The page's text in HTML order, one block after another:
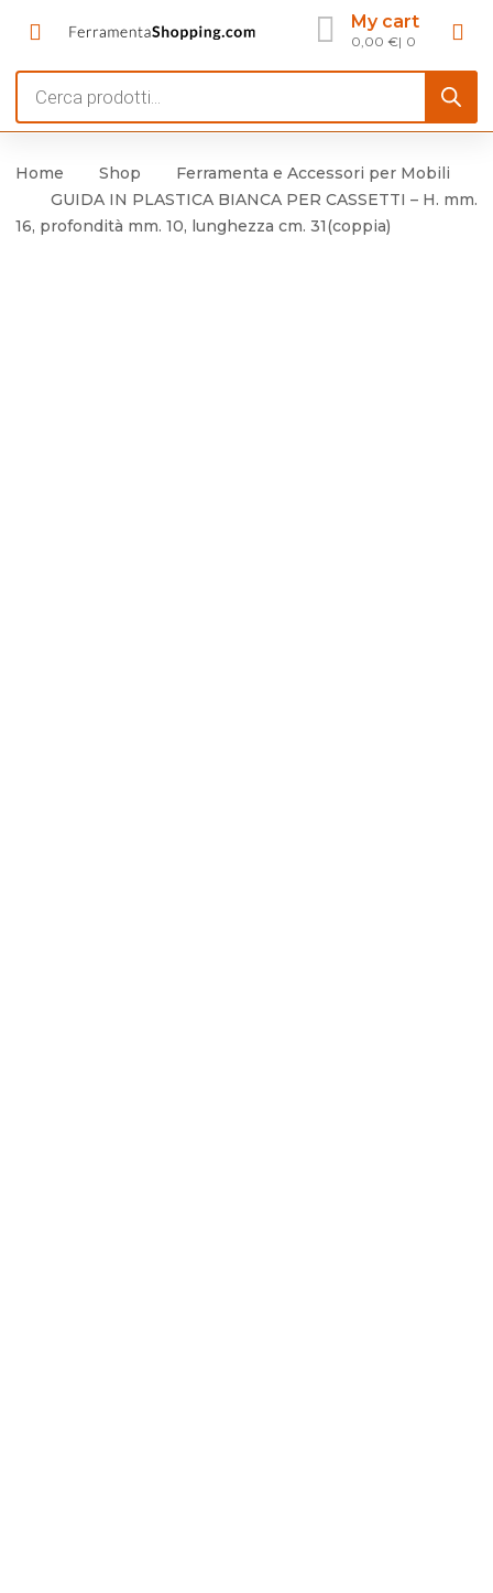
My cart
0,00 € 0
search
Home Shop
Ferramenta e Accessori per Mobili
GUIDA IN PLASTICA BIANCA PER CASSETTI – H. mm.
16, profondità mm. 10, lunghezza cm. 31(coppia)